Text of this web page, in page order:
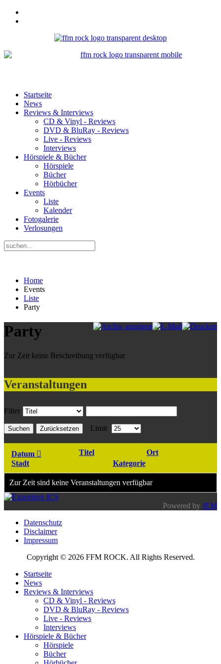
Startseite
News
Reviews & Interviews
CD & Vinyl - Reviews
DVD & BluRay - Reviews
Live - Reviews
Interviews
Hörspiele & Bücher
Hörspiele
Bücher
Hörbücher
Events
Liste
Kalender
Fotogalerie
Verlosungen
Home
Events
Liste
Party
Party
Zur Zeit keine Beschreibung verfügbar
Veranstaltungen
Filter
Suchen Zurücksetzen Limit
Datum Titel
Ort
Stadt
Kategorie
Zur Zeit sind keine Veranstaltungen verfügbar
Powered by JEM
Datenschutz
Disclaimer
Impressum
Copyright © 2026 FFM ROCK. All Rights Reserved.
Startseite
News
Reviews & Interviews
CD & Vinyl - Reviews
DVD & BluRay - Reviews
Live - Reviews
Interviews
Hörspiele & Bücher
Hörspiele
Bücher